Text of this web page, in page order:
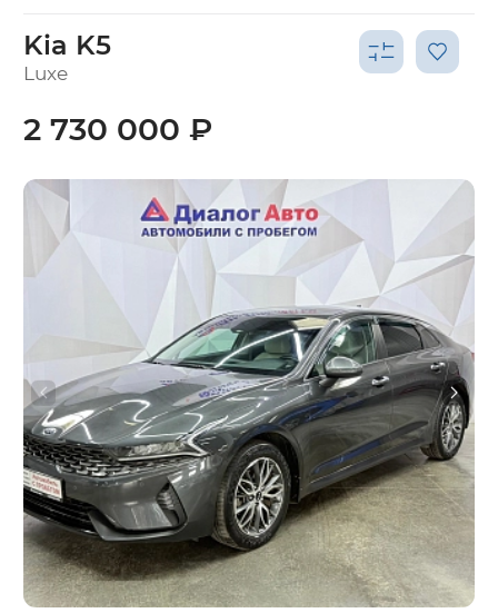
Kia K5
Luxe
2 730 000 ₽